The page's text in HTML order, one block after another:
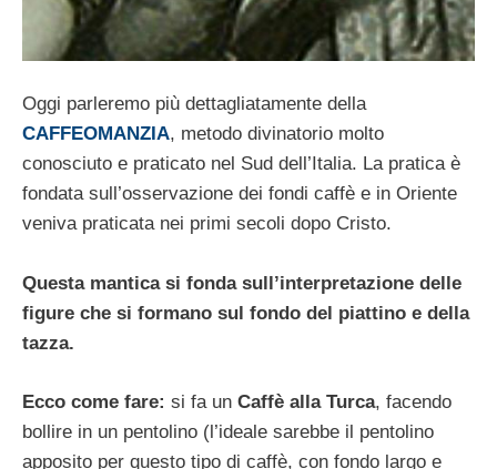
Oggi parleremo più dettagliatamente della
CAFFEOMANZIA, metodo divinatorio molto
conosciuto e praticato nel Sud dell’Italia. La pratica è
fondata sull’osservazione dei fondi caffè e in Oriente
veniva praticata nei primi secoli dopo Cristo.
Questa mantica si fonda sull’interpretazione delle
figure che si formano sul fondo del piattino e della
tazza.
Ecco come fare: si fa un Caffè alla Turca, facendo
bollire in un pentolino (l’ideale sarebbe il pentolino
apposito per questo tipo di caffè, con fondo largo e